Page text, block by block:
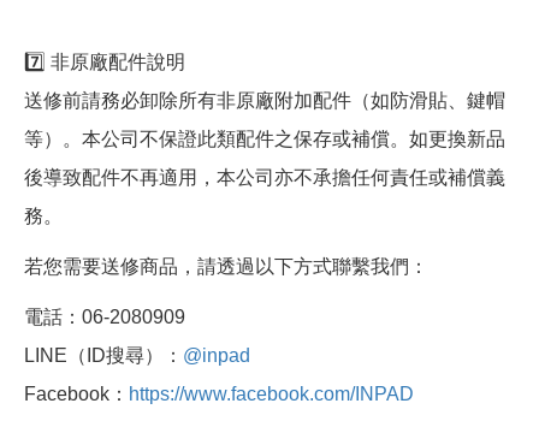
7️⃣ 非原廠配件說明
送修前請務必卸除所有非原廠附加配件（如防滑貼、鍵帽
等）。本公司不保證此類配件之保存或補償。如更換新品
後導致配件不再適用，本公司亦不承擔任何責任或補償義
務。
若您需要送修商品，請透過以下方式聯繫我們：
電話：06-2080909
LINE（ID搜尋）： @inpad
Facebook： https://www.facebook.com/INPAD